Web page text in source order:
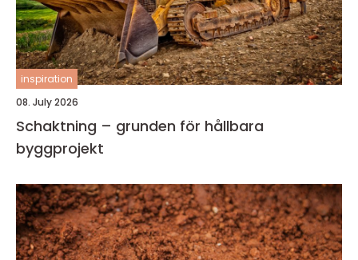
inspiration
08. July 2026
Schaktning – grunden för hållbara
byggprojekt